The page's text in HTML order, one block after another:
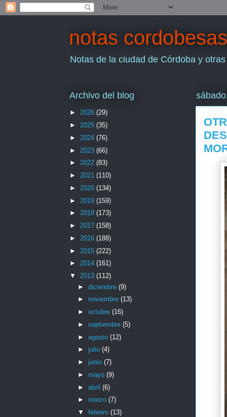
notas cordobesas
Notas de la ciudad de Córdoba y
Archivo del blog
► 2026 (29)
► 2025 (35)
► 2024 (76)
► 2023 (66)
► 2022 (83)
► 2021 (110)
► 2020 (134)
► 2019 (159)
► 2018 (173)
► 2017 (158)
► 2016 (188)
► 2015 (222)
► 2014 (161)
▼ 2013 (112)
► diciembre (9)
► noviembre (13)
► octubre (16)
► septiembre (5)
► agosto (12)
► julio (4)
► junio (7)
► mayo (9)
► abril (6)
► marzo (7)
▼ febrero (13)